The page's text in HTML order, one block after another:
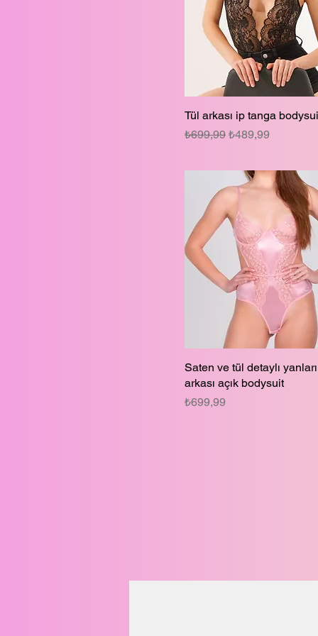
Tül arkası ip tanga
Normal Fiyat
₺699,99 İndirimli Fiyat
₺489,99
Saten ve tül detaylı
arkası açık bodysuit
Fiyat
₺699,99